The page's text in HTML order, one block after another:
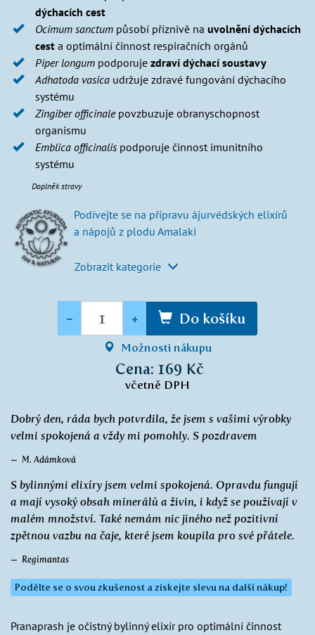
dýchacích cest
Ocimum sanctum působí příznivě na uvolnění dýchacích
cest a optimální činnost respiračních orgánů
Piper longum podporuje zdraví dýchací soustavy
Adhatoda vasica udržuje zdravé fungování dýchacího
systému
Zingiber officinalepovzbuzuje obranyschopnost
organismu
Emblica officinalis podporuje činnost imunitního
systému
Doplněk stravy
Podívejte se na přípravu ájurvédských elixírů
a nápojů z plodu Amalaki
Zobrazit kategorie
- + Do košíku
Možnosti nákupu
Cena: 169 Kč
včetně DPH
Dobrý den, ráda bych potvrdila, že jsem s vašimi výrobky
velmi spokojená a vždy mi pomohly. S pozdravem
M. Adámková
S bylinnými elixíry jsem velmi spokojená. Opravdu fungují
a mají vysoký obsah minerálů a živin, i když se používají v
malém množství. Také nemám nic jiného než pozitivní
zpětnou vazbu na čaje, které jsem koupila pro své přátele.
Regimantas
Podělte se o svou zkušenost a získejte slevu na další nákup!
Pranaprash je očistný bylinný elixír pro optimální činnost